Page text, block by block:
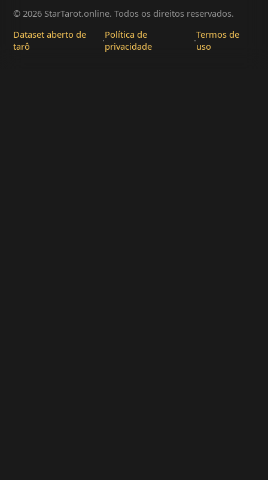
© 2026 StarTarot.online. Todos os direitos reservados.
Dataset aberto de
tarô
·Política de
privacidade
·Termos de
uso